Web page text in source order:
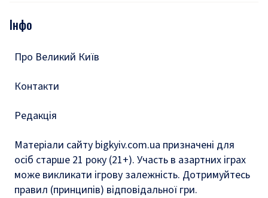
Подкасти
Тести
Інфо
Про Великий Київ
Контакти
Редакція
Матеріали сайту bigkyiv.com.ua призначені для
осіб старше 21 року (21+). Участь в азартних іграх
може викликати ігрову залежність. Дотримуйтесь
правил (принципів) відповідальної гри.